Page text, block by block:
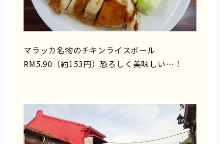
マラッカ名物のチキンライスボール
RM5.90（約153円）恐ろしく美味しい…！